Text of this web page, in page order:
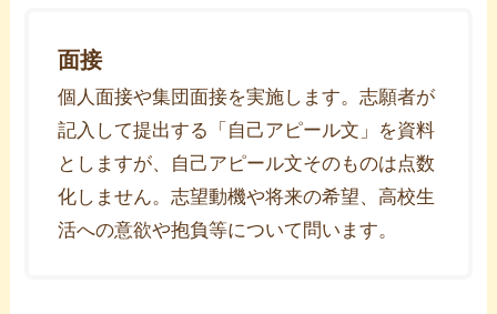
面接
個人面接や集団面接を実施します。志願者が
記入して提出する「自己アピール文」を資料
としますが、自己アピール文そのものは点数
化しません。志望動機や将来の希望、高校生
活への意欲や抱負等について問います。